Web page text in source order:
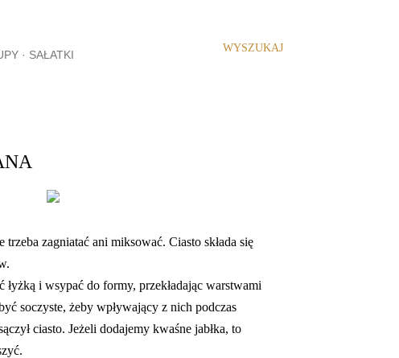
WYSZUKAJ
SAŁATKI
zagniatać ani miksować. Ciasto składa się
i wsypać do formy, przekładając warstwami
soczyste, żeby wpływający z nich podczas
ciasto. Jeżeli dodajemy kwaśne jabłka, to